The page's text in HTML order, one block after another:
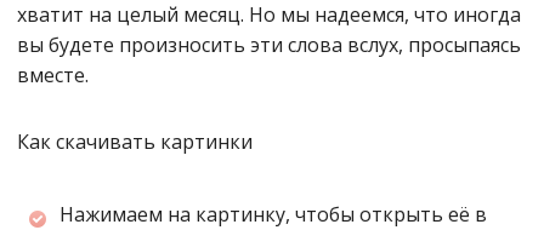
хватит на целый месяц. Но мы надеемся, что иногда
вы будете произносить эти слова вслух, просыпаясь
вместе.
Как скачивать картинки
Нажимаем на картинку, чтобы открыть её в